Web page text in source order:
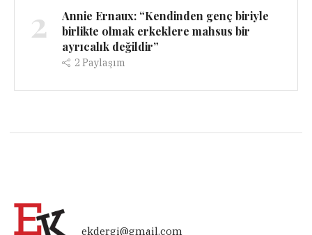
2
Annie Ernaux: “Kendinden genç biriyle
birlikte olmak erkeklere mahsus bir
ayrıcalık değildir”
2 Paylaşım
ekdergi@gmail.com